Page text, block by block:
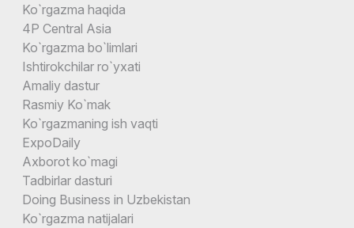
Ko`rgazma haqida
4P Central Asia
Ko`rgazma bo`limlari
Ishtirokchilar ro`yxati
Amaliy dastur
Rasmiy Ko`mak
Ko`rgazmaning ish vaqti
ExpoDaily
Axborot ko`magi
Tadbirlar dasturi
Doing Business in Uzbekistan
Ko`rgazma natijalari